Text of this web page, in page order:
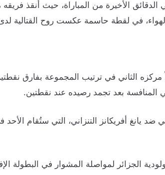
الأخيرة من المباراة، حيث أنقذ
في لقطة حاسمة عكست روح القتالية
المنافسة بعد تجمد رصيده عند نقطتين.
ضد يانغ أفريكانز التنزاني، التي ستُقام
الجزائر لمواصلة المشوار في البطولة